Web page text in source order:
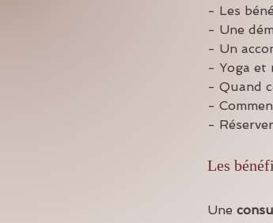
- Les
- Une
- Un
- Yoga et
- Quand
-
-
Les
Une